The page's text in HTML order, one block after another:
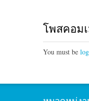
โพสคอม
You must be